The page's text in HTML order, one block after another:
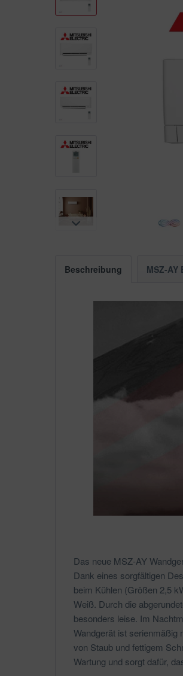
Beschreibung MSZ-AY
Das neue MSZ-AY
Dank eines sorgfältigen
beim Kühlen (Größen 2,5
Weiß. Durch die
besonders leise. Im
Wandgerät ist serienmäßig
von Staub und fettigem
Wartung und sorgt dafür,